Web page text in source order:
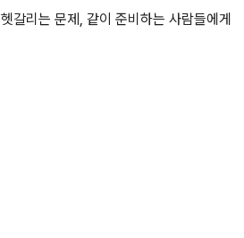
헷갈리는 문제, 같이 준비하는 사람들에게